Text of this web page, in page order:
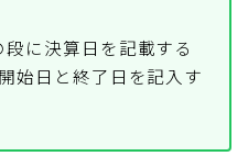
に決算日を記載する
始日と終了日を記入す